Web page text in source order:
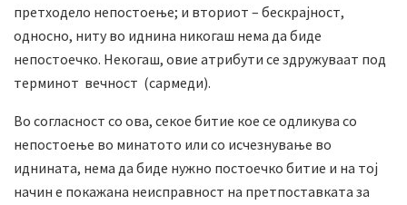
претходело непостоење; и вториот – бескрајност,
односно, ниту во иднина никогаш нема да биде
непостоечко. Некогаш, овие атрибути се здружуваат под
терминот вечност (сармеди).
Во согласност со ова, секое битие кое се одликува со
непостоење во минатото или со исчезнување во
иднината, нема да биде нужно постоечко битие и на тој
начин е покажана неисправност на претпоставката за